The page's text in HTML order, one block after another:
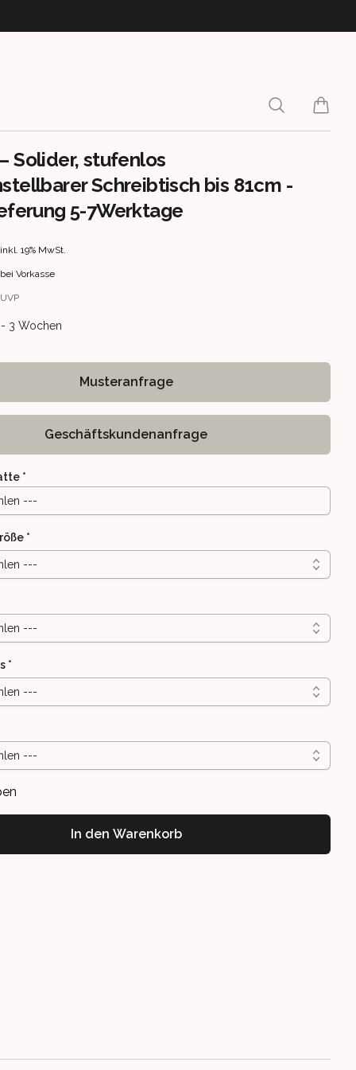
Search
items
Solider, stufenlos
Schreibtisch bis 81cm -
5-7Werktage
inkl. 19% MwSt.
bei Vorkasse
UVP
information
3 Wochen
5-7WERKTAGE
- SCHNELLLIEFERUNG 5-7WERKTAGE
BIS 81CM - SCHNELLLIEFERUNG 5-7WERKTAGE
SCHREIBTISCH BIS 81CM - SCHNELLLIEFERUNG 5-
Musteranfrage
Geschäftskundenanfrage
*
---
*
---
---
*
---
---
In den Warenkorb